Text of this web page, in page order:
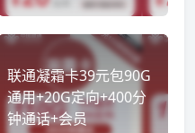
联通凝霜卡39元包90G
通用+20G定向+400分
钟通话+会员